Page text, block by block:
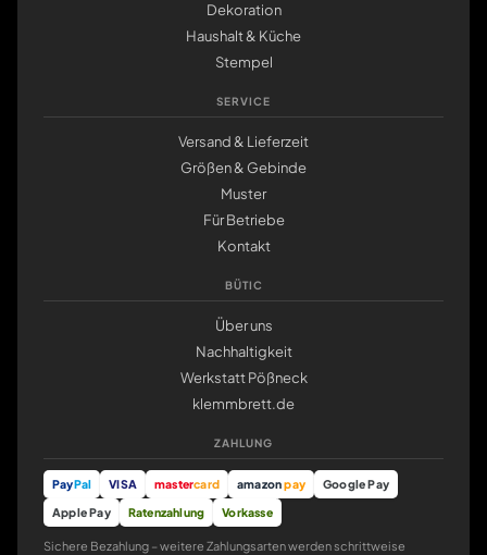
Dekoration
Haushalt & Küche
Stempel
SERVICE
Versand & Lieferzeit
Größen & Gebinde
Muster
Für Betriebe
Kontakt
BÜTIC
Über uns
Nachhaltigkeit
Werkstatt Pößneck
klemmbrett.de
ZAHLUNG
PayPal VISA mastercard amazonpay
Google Pay
Apple Pay
Ratenzahlung Vorkasse
Sichere Bezahlung – weitere Zahlungsarten werden schrittweise